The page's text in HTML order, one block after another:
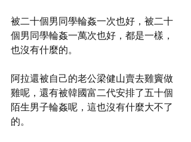
被二十個男同學輪姦一次也好，被二十
個男同學輪姦一萬次也好，都是一樣，
也沒有什麼的。
阿拉還被自己的老公梁健山賣去雞竇做
雞呢，還有被韓國富二代安排了五十個
陌生男子輪姦呢，這也沒有什麼大不了
的。